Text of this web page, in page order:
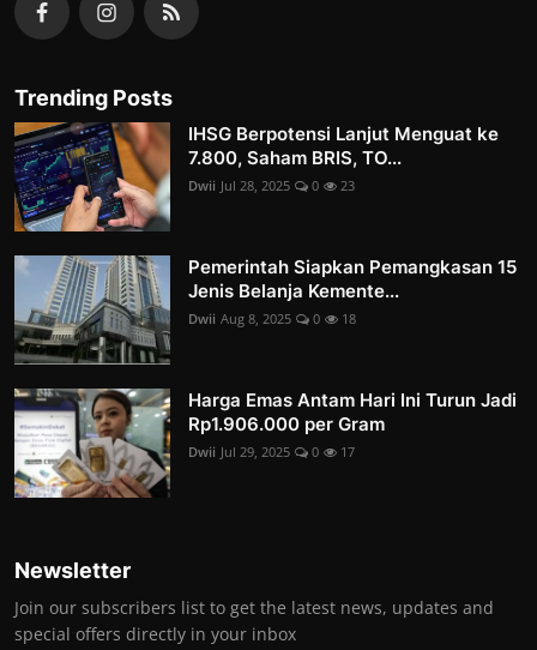
Trending Posts
IHSG Berpotensi Lanjut Menguat ke
7.800, Saham BRIS, TO...
Dwii Jul 28, 2025 0 23
Pemerintah Siapkan Pemangkasan 15
Jenis Belanja Kemente...
Dwii Aug 8, 2025 0 18
Harga Emas Antam Hari Ini Turun Jadi
Rp1.906.000 per Gram
Dwii Jul 29, 2025 0 17
Newsletter
Join our subscribers list to get the latest news, updates and
special offers directly in your inbox